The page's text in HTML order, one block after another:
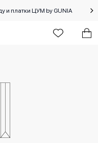
и платки ЦУМ by GUNIA